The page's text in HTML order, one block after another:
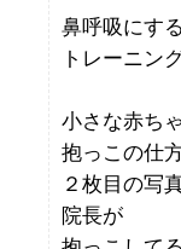
鼻呼吸にする
トレーニン
小さな赤ち
抱っこの仕
２枚目の写
院長が